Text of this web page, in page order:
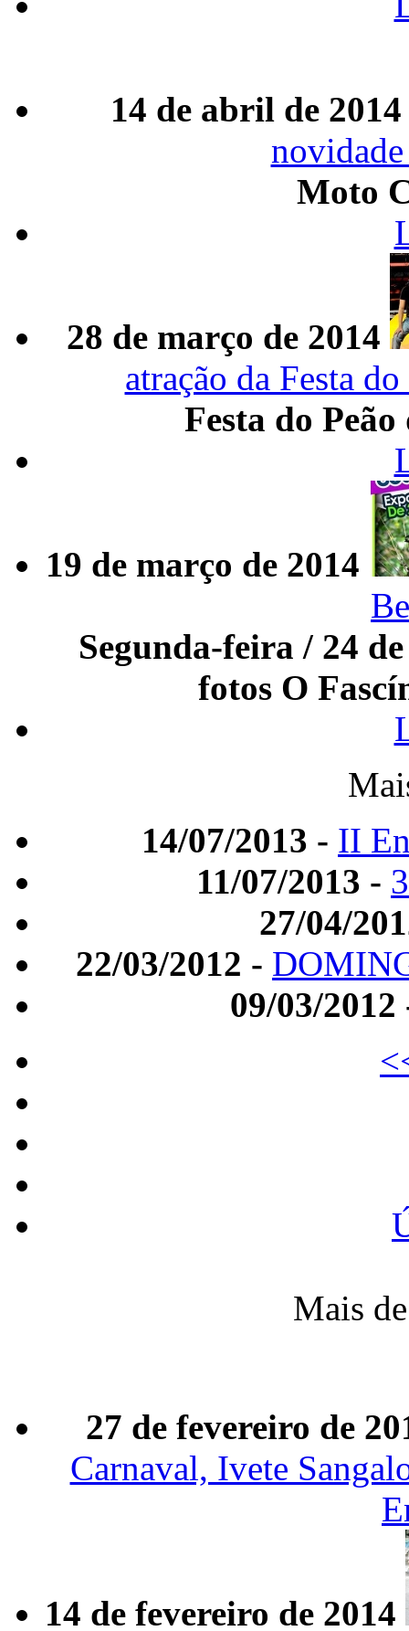
14 de abril de 2014
Moto
28 de março de 2014
atração da Festa
Festa do
19 de março de 2014
Segunda-feira / 24
fotos O
14/07/2013 - II
11/07/2013 -
27/04/
22/03/2012 -
09/03/
Mais
27 de fevereiro de
Carnaval, Ivete
14 de fevereiro de 2014